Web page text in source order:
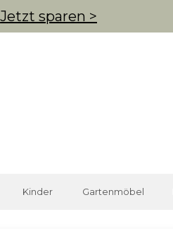
Jetzt sparen >
Kinder Gartenmöbel